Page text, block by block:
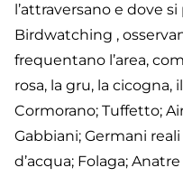
l’attraversano e dove
Birdwatching ,
frequentano l’area,
rosa, la gru, la cicogna,
Cormorano; Tuffetto;
Gabbiani; Germani
d’acqua; Folaga;